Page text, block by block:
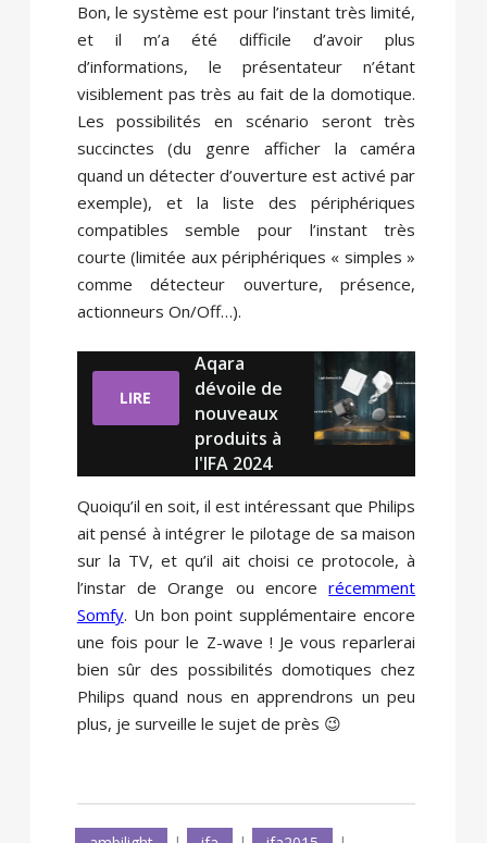
Bon, le système est pour l’instant très limité,
et il m’a été difficile d’avoir plus
d’informations, le présentateur n’étant
visiblement pas très au fait de la domotique.
Les possibilités en scénario seront très
succinctes (du genre afficher la caméra
quand un détecter d’ouverture est activé par
exemple), et la liste des périphériques
compatibles semble pour l’instant très
courte (limitée aux périphériques « simples »
comme détecteur ouverture, présence,
actionneurs On/Off…).
LIRE
Aqara
dévoile de
nouveaux
produits à
l'IFA 2024
Quoiqu’il en soit, il est intéressant que Philips
ait pensé à intégrer le pilotage de sa maison
sur la TV, et qu’il ait choisi ce protocole, à
l’instar de Orange ou encorerécemment
Somfy. Un bon point supplémentaire encore
une fois pour le Z-wave ! Je vous reparlerai
bien sûr des possibilités domotiques chez
Philips quand nous en apprendrons un peu
plus, je surveille le sujet de près 😉